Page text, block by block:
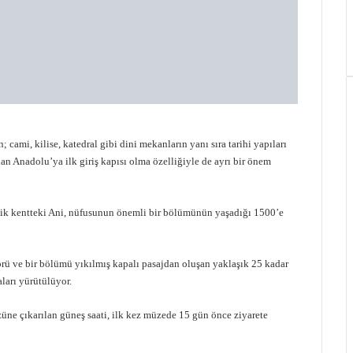
kilise, katedral gibi dini mekanların yanı sıra tarihi yapıları
Anadolu’ya ilk giriş kapısı olma özelliğiyle de ayrı bir önem
Ani, nüfusunun önemli bir bölümünün yaşadığı 1500’e
ve bir bölümü yıkılmış kapalı pasajdan oluşan yaklaşık 25 kadar
yürütülüyor.
çıkarılan güneş saati, ilk kez müzede 15 gün önce ziyarete